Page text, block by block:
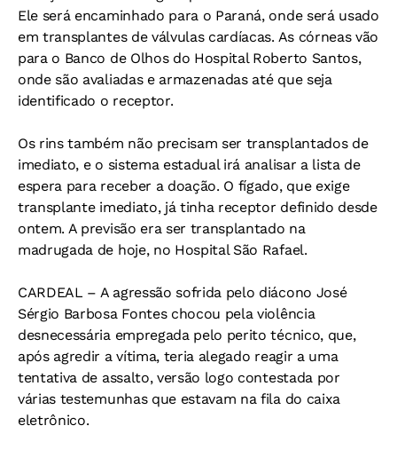
Ele será encaminhado para o Paraná, onde será usado
em transplantes de válvulas cardíacas. As córneas vão
para o Banco de Olhos do Hospital Roberto Santos,
onde são avaliadas e armazenadas até que seja
identificado o receptor.
Os rins também não precisam ser transplantados de
imediato, e o sistema estadual irá analisar a lista de
espera para receber a doação. O fígado, que exige
transplante imediato, já tinha receptor definido desde
ontem. A previsão era ser transplantado na
madrugada de hoje, no Hospital São Rafael.
CARDEAL – A agressão sofrida pelo diácono José
Sérgio Barbosa Fontes chocou pela violência
desnecessária empregada pelo perito técnico, que,
após agredir a vítima, teria alegado reagir a uma
tentativa de assalto, versão logo contestada por
várias testemunhas que estavam na fila do caixa
eletrônico.